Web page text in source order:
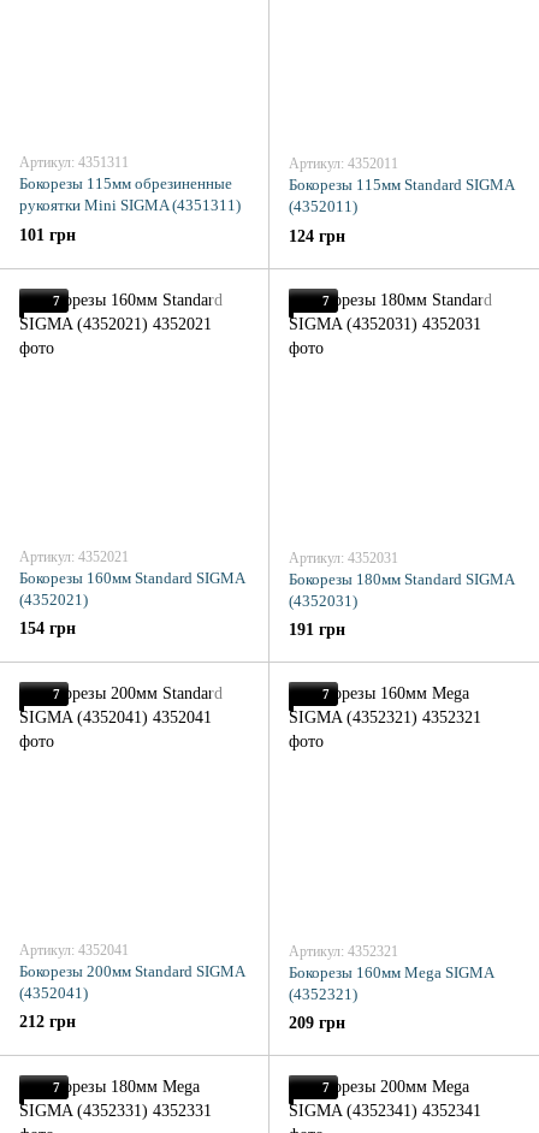
Артикул: 4351311
Бокорезы 115мм обрезиненные
рукоятки Mini SIGMA (4351311)
101 грн
Артикул: 4352011
Бокорезы 115мм Standard SIGMA
(4352011)
124 грн
7
Артикул: 4352021
Бокорезы 160мм Standard SIGMA
(4352021)
154 грн
7
Артикул: 4352031
Бокорезы 180мм Standard SIGMA
(4352031)
191 грн
7
Артикул: 4352041
Бокорезы 200мм Standard SIGMA
(4352041)
212 грн
7
Артикул: 4352321
Бокорезы 160мм Mega SIGMA
(4352321)
209 грн
7 7